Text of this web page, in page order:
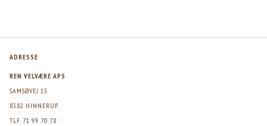
ADRESSE
REN VELVÆRE APS
SAMSØVEJ 13
8382 HINNERUP
TLF. 71 99 70 78